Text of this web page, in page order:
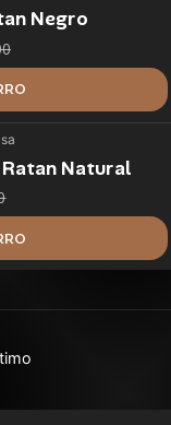
Negro
Natural